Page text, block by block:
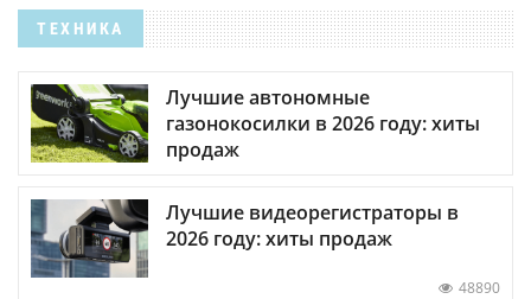
ТЕХНИКА
Лучшие автономные
газонокосилки в 2026 году: хиты
продаж
Лучшие видеорегистраторы в
2026 году: хиты продаж
48890